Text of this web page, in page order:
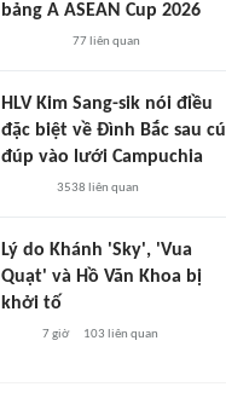
bảng A ASEAN Cup 2026
77liên quan
HLV Kim Sang-sik nói điều
đặc biệt về Đình Bắc sau cú
đúp vào lưới Campuchia
3538 liên quan
Lý do Khánh 'Sky', 'Vua
Quạt' và Hồ Văn Khoa bị
khởi tố
7 giờ 103 liên quan